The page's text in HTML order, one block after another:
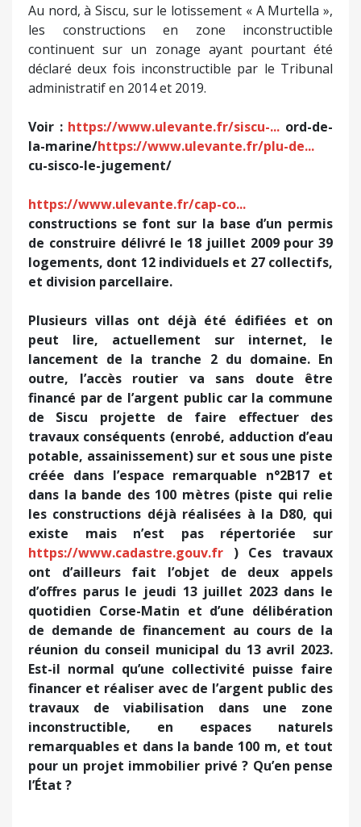
Au nord, à Siscu, sur le lotissement « A Murtella »,
les constructions en zone inconstructible
continuent sur un zonage ayant pourtant été
déclaré deux fois inconstructible par le Tribunal
administratif en 2014 et 2019.
Voir : https://www.ulevante.fr/siscu-... ord-de-
la-marine/https://www.ulevante.fr/plu-de...
cu-sisco-le-jugement/
https://www.ulevante.fr/cap-co...
constructions se font sur la base d’un permis
de construire délivré le 18 juillet 2009 pour 39
logements, dont 12 individuels et 27 collectifs,
et division parcellaire.
Plusieurs villas ont déjà été édifiées et on
peut lire, actuellement sur internet, le
lancement de la tranche 2 du domaine. En
outre, l’accès routier va sans doute être
financé par de l’argent public car la commune
de Siscu projette de faire effectuer des
travaux conséquents (enrobé, adduction d’eau
potable, assainissement) sur et sous une piste
créée dans l’espace remarquable n°2B17 et
dans la bande des 100 mètres (piste qui relie
les constructions déjà réalisées à la D80, qui
existe mais n’est pas répertoriée sur
https://www.cadastre.gouv.fr ) Ces travaux
ont d’ailleurs fait l’objet de deux appels
d’offres parus le jeudi 13 juillet 2023 dans le
quotidien Corse-Matin et d’une délibération
de demande de financement au cours de la
réunion du conseil municipal du 13 avril 2023.
Est-il normal qu’une collectivité puisse faire
financer et réaliser avec de l’argent public des
travaux de viabilisation dans une zone
inconstructible, en espaces naturels
remarquables et dans la bande 100 m, et tout
pour un projet immobilier privé ? Qu’en pense
l’État ?